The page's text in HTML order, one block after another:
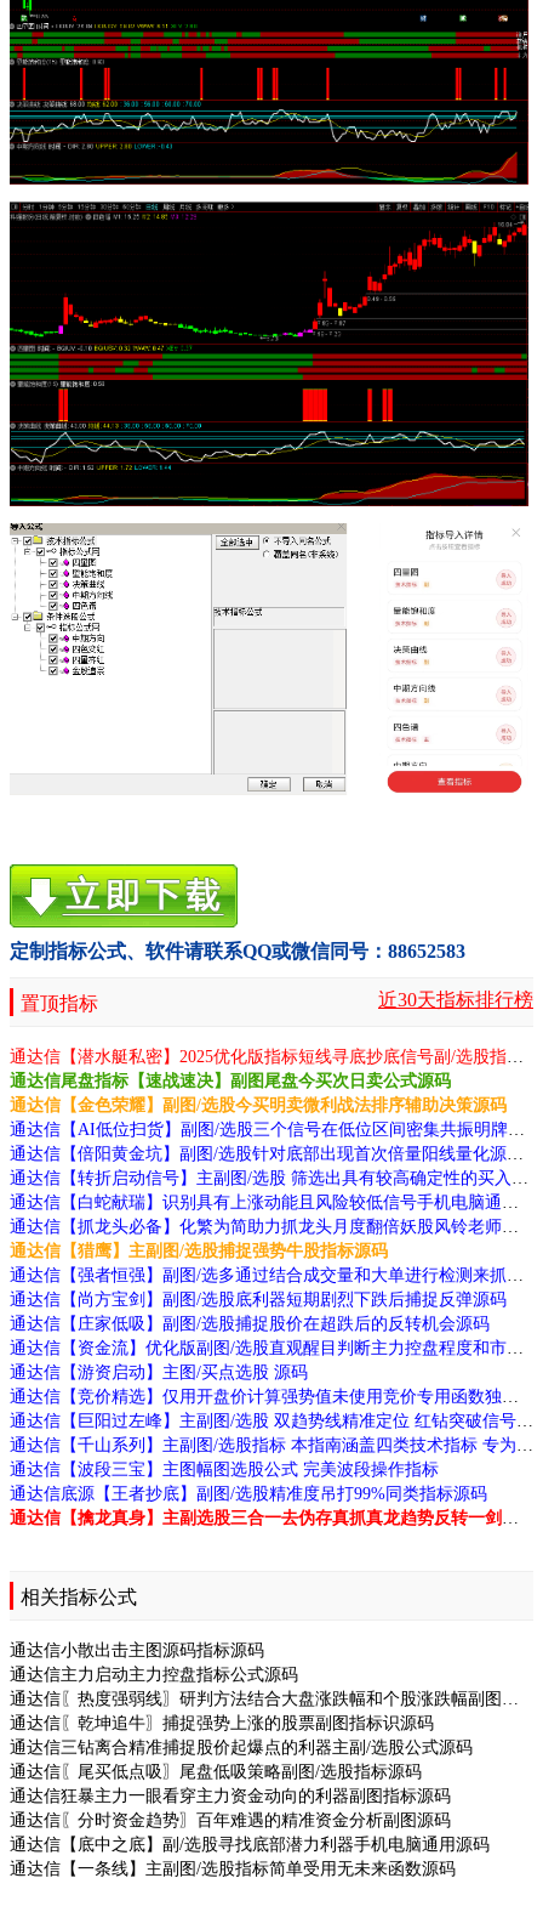
定制指标公式、软件请联系QQ或微信同号：88652583
置顶指标 近30天指标排行榜
通达信尾盘指标【速战速决】副图尾盘今买次日卖公式源码
通达信【金色荣耀】副图/选股今买明卖微利战法排序辅助决策源码
通达信【猎鹰】主副图/选股捕捉强势牛股指标源码
通达信【尚方宝剑】副图/选股底利器短期剧烈下跌后捕捉反弹源码
通达信【庄家低吸】副图/选股捕捉股价在超跌后的反转机会源码
通达信【游资启动】主图/买点选股 源码
通达信【波段三宝】主图幅图选股公式 完美波段操作指标
通达信底源【王者抄底】副图/选股精准度吊打99%同类指标源码
相关指标公式
通达信小散出击主图源码指标源码
通达信主力启动主力控盘指标公式源码
通达信〖乾坤追牛〗捕捉强势上涨的股票副图指标识源码
通达信三钻离合精准捕捉股价起爆点的利器主副/选股公式源码
通达信〖尾买低点吸〗尾盘低吸策略副图/选股指标源码
通达信狂暴主力一眼看穿主力资金动向的利器副图指标源码
通达信〖分时资金趋势〗百年难遇的精准资金分析副图源码
通达信【底中之底】副/选股寻找底部潜力利器手机电脑通用源码
通达信【一条线】主副图/选股指标简单受用无未来函数源码